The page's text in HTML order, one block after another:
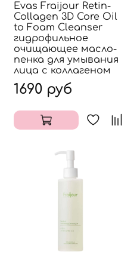
Evas Fraijour Retin-
Collagen 3D Core Oil
to Foam Cleanser
гидрофильное
очищающее масло-
пенка для умывания
лица с коллагеном
1690 руб